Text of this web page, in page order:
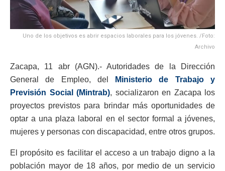
Uno de los objetivos es abrir espacios laborales para los jóvenes. /Foto:
Archivo
Zacapa, 11 abr (AGN).- Autoridades de la Dirección
General de Empleo, del
Ministerio de Trabajo y
Previsión Social (Mintrab), socializaron en Zacapa los
proyectos previstos para brindar más oportunidades de
optar a una plaza laboral en el sector formal a jóvenes,
mujeres y personas con discapacidad, entre otros grupos.
El propósito es facilitar el acceso a un trabajo digno a la
población mayor de 18 años, por medio de un servicio